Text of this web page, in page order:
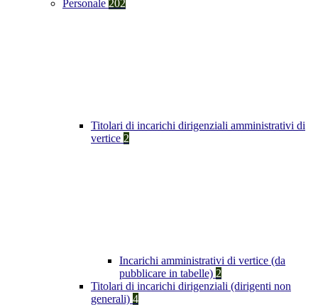
Personale 202
Titolari di incarichi dirigenziali amministrativi di
vertice 2
Incarichi amministrativi di vertice (da
pubblicare in tabelle) 2
Titolari di incarichi dirigenziali (dirigenti non
generali) 4